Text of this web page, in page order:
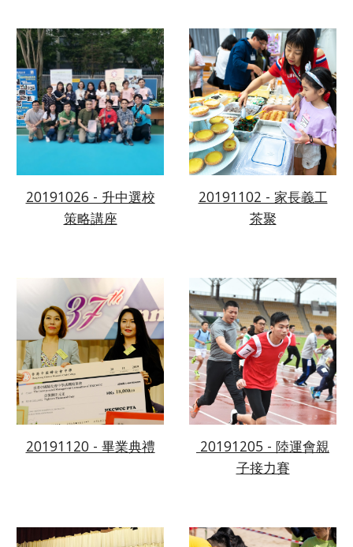
20191026 - 升中選校
策略講座
20191102 - 家長義工
茶聚
20191120 - 畢業典禮
子接力賽